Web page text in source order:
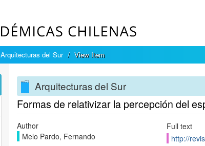
Arquitecturas del Sur View Item
Arquitecturas del Sur
Formas de relativizar la percepción del
Author
Melo Pardo, Fernando
Full text
http://